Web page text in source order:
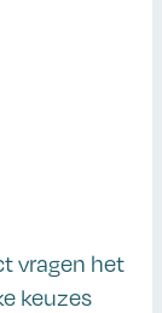
vragen het
keuzes